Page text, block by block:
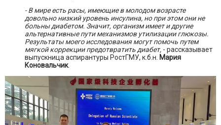
- В мире есть расы, имеющие в молодом возрасте
довольно низкий уровень инсулина, но при этом они не
больны диабетом. Значит, организм имеет и другие
альтернативные пути механизмов утилизации глюкозы.
Результаты моего исследования могут помочь путем
мягкой коррекции предотвратить диабет, - рассказывает
выпускница аспирантуры РостГМУ, к.б.н. Мария
Коновальчик.